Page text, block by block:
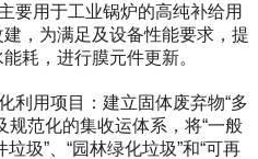
要用于工业锅炉的高纯补给用
，为满足及设备性能要求，提
耗，进行膜元件更新。
利用项目：建立固体废弃物“多
规范化的集收运体系，将“一般
垃圾”、“园林绿化垃圾”和“可再